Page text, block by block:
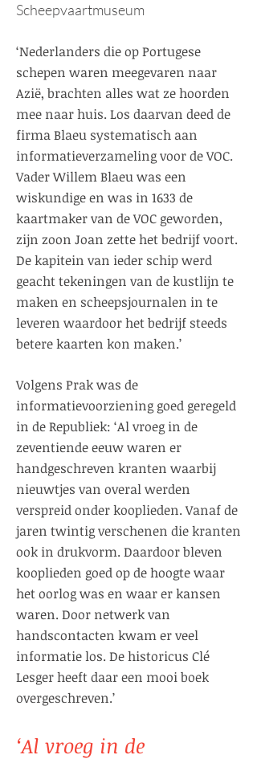
Scheepvaartmuseum
‘Nederlanders die op Portugese
schepen waren meegevaren naar
Azië, brachten alles wat ze hoorden
mee naar huis. Los daarvan deed de
firma Blaeu systematisch aan
informatieverzameling voor de VOC.
Vader Willem Blaeu was een
wiskundige en was in 1633 de
kaartmaker van de VOC geworden,
zijn zoon Joan zette het bedrijf voort.
De kapitein van ieder schip werd
geacht tekeningen van de kustlijn te
maken en scheepsjournalen in te
leveren waardoor het bedrijf steeds
betere kaarten kon maken.’
Volgens Prak was de
informatievoorziening goed geregeld
in de Republiek: ‘Al vroeg in de
zeventiende eeuw waren er
handgeschreven kranten waarbij
nieuwtjes van overal werden
verspreid onder kooplieden. Vanaf de
jaren twintig verschenen die kranten
ook in drukvorm. Daardoor bleven
kooplieden goed op de hoogte waar
het oorlog was en waar er kansen
waren. Door netwerk van
handscontacten kwam er veel
informatie los. De historicus Clé
Lesger heeft daar een mooi boek
overgeschreven.’
‘Al vroeg in de